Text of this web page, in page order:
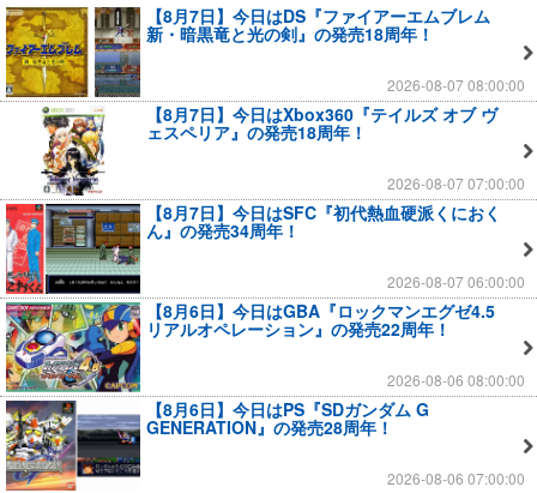
【8月7日】今日はDS『ファイアーエムブレム
新・暗黒竜と光の剣』の発売18周年！
2026-08-07 08:00:00
【8月7日】今日はXbox360『テイルズ オブ ヴ
ェスペリア』の発売18周年！
2026-08-07 07:00:00
【8月7日】今日はSFC『初代熱血硬派くにおく
ん』の発売34周年！
2026-08-07 06:00:00
【8月6日】今日はGBA『ロックマンエグゼ4.5
リアルオペレーション』の発売22周年！
2026-08-06 08:00:00
【8月6日】今日はPS『SDガンダム G
GENERATION』の発売28周年！
2026-08-06 07:00:00